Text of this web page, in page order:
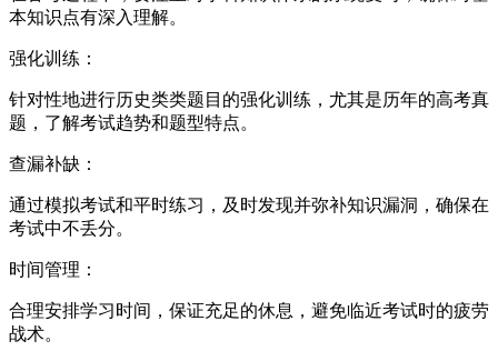
本知识点有深入理解。
强化训练：
针对性地进行历史类类题目的强化训练，尤其是历年的高考真
题，了解考试趋势和题型特点。
查漏补缺：
通过模拟考试和平时练习，及时发现并弥补知识漏洞，确保在
考试中不丢分。
时间管理：
合理安排学习时间，保证充足的休息，避免临近考试时的疲劳
战术。